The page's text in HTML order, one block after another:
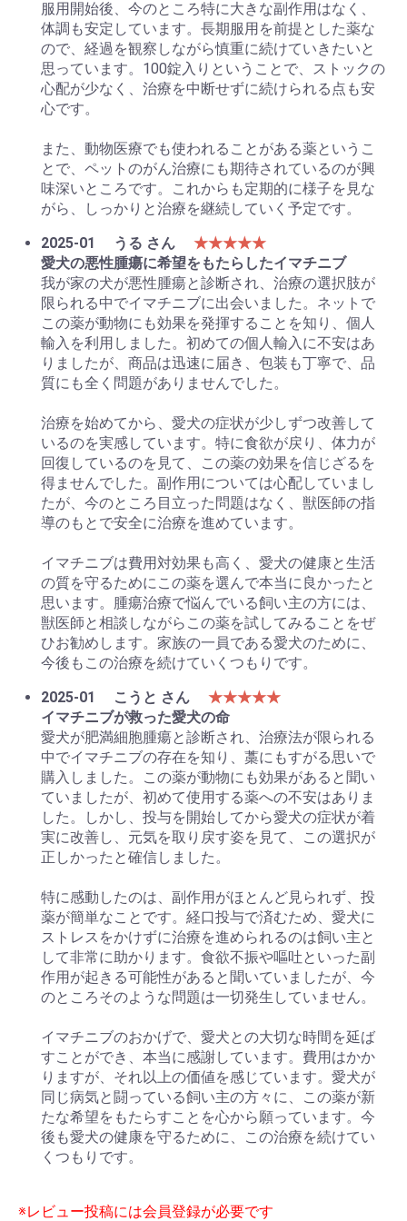
服用開始後、今のところ特に大きな副作用はなく、
体調も安定しています。長期服用を前提とした薬な
ので、経過を観察しながら慎重に続けていきたいと
思っています。100錠入りということで、ストックの
心配が少なく、治療を中断せずに続けられる点も安
心です。
また、動物医療でも使われることがある薬というこ
とで、ペットのがん治療にも期待されているのが興
味深いところです。これからも定期的に様子を見な
がら、しっかりと治療を継続していく予定です。
2025-01
うる さん
★★★★★
愛犬の悪性腫瘍に希望をもたらしたイマチニブ
我が家の犬が悪性腫瘍と診断され、治療の選択肢が
限られる中でイマチニブに出会いました。ネットで
この薬が動物にも効果を発揮することを知り、個人
輸入を利用しました。初めての個人輸入に不安はあ
りましたが、商品は迅速に届き、包装も丁寧で、品
質にも全く問題がありませんでした。
治療を始めてから、愛犬の症状が少しずつ改善して
いるのを実感しています。特に食欲が戻り、体力が
回復しているのを見て、この薬の効果を信じざるを
得ませんでした。副作用については心配していまし
たが、今のところ目立った問題はなく、獣医師の指
導のもとで安全に治療を進めています。
イマチニブは費用対効果も高く、愛犬の健康と生活
の質を守るためにこの薬を選んで本当に良かったと
思います。腫瘍治療で悩んでいる飼い主の方には、
獣医師と相談しながらこの薬を試してみることをぜ
ひお勧めします。家族の一員である愛犬のために、
今後もこの治療を続けていくつもりです。
2025-01
こうと さん
★★★★★
イマチニブが救った愛犬の命
愛犬が肥満細胞腫瘍と診断され、治療法が限られる
中でイマチニブの存在を知り、藁にもすがる思いで
購入しました。この薬が動物にも効果があると聞い
ていましたが、初めて使用する薬への不安はありま
した。しかし、投与を開始してから愛犬の症状が着
実に改善し、元気を取り戻す姿を見て、この選択が
正しかったと確信しました。
特に感動したのは、副作用がほとんど見られず、投
薬が簡単なことです。経口投与で済むため、愛犬に
ストレスをかけずに治療を進められるのは飼い主と
して非常に助かります。食欲不振や嘔吐といった副
作用が起きる可能性があると聞いていましたが、今
のところそのような問題は一切発生していません。
イマチニブのおかげで、愛犬との大切な時間を延ば
すことができ、本当に感謝しています。費用はかか
りますが、それ以上の価値を感じています。愛犬が
同じ病気と闘っている飼い主の方々に、この薬が新
たな希望をもたらすことを心から願っています。今
後も愛犬の健康を守るために、この治療を続けてい
くつもりです。
※レビュー投稿には会員登録が必要です